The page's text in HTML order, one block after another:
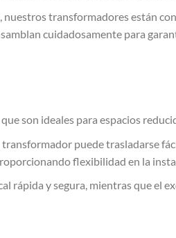
transformadores están
cuidadosamente para
son ideales para espacios
puede trasladarse
flexibilidad en la
rápida y segura, mientras que el